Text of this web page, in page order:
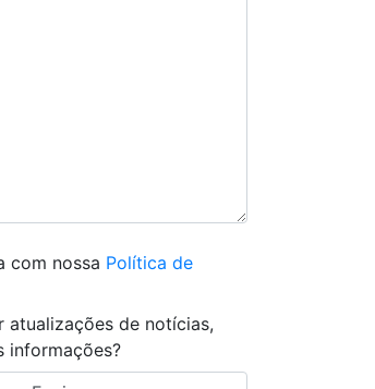
com nossa Política de
atualizações de notícias,
informações?